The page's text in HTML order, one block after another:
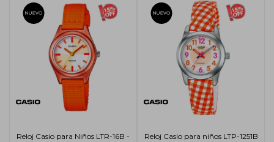
Reloj Casio para Niños LTR-16B -
Reloj Casio para niños LTP-1251B
Edifice